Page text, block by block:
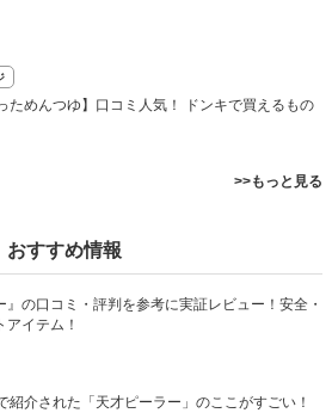
ためんつゆ】口コミ人気！ ドンキで買えるもの
>>もっと見る
おすすめ情報
』の口コミ・評判を参考に実証レビュー！安全・
イテム！
紹介された「天才ピーラー」のここがすごい！